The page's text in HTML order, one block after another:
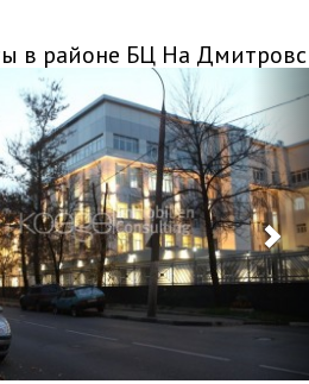
в районе БЦ На